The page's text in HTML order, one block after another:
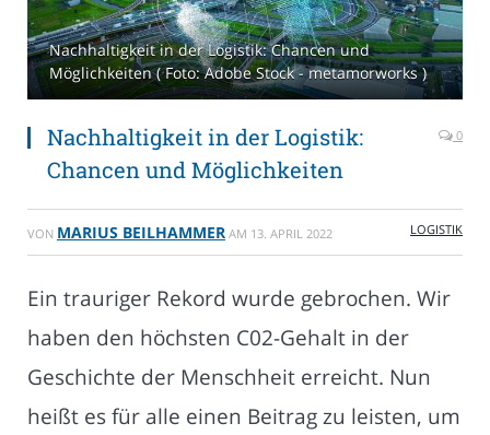
Nachhaltigkeit in der Logistik: Chancen und
Möglichkeiten ( Foto: Adobe Stock - metamorworks )
Nachhaltigkeit in der Logistik:
Chancen und Möglichkeiten
0
VON MARIUS BEILHAMMER AM 13. APRIL 2022 LOGISTIK
Ein trauriger Rekord wurde gebrochen. Wir
haben den höchsten C02-Gehalt in der
Geschichte der Menschheit erreicht. Nun
heißt es für alle einen Beitrag zu leisten, um